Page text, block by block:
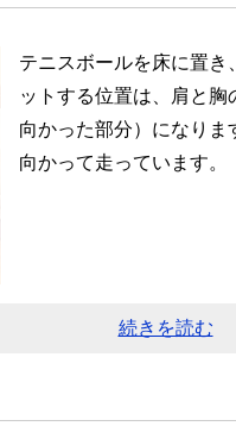
テニスボールを床に置き
ットする位置は、肩と
向かった部分）になりま
向かって走っています。
続きを読む